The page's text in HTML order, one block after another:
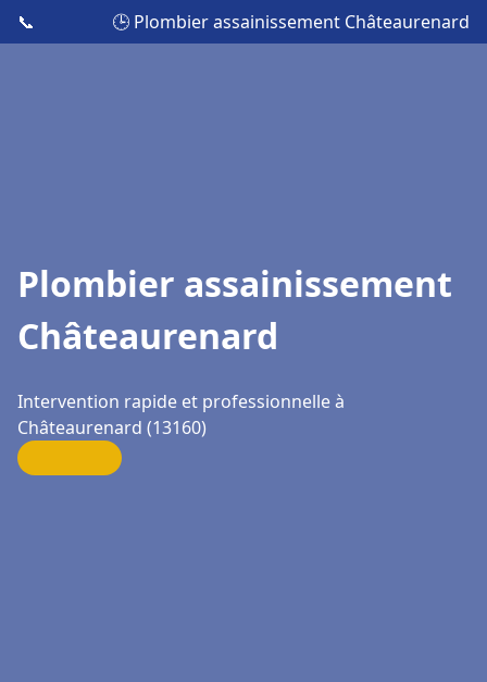
📞 🕒 Plombier assainissement Châteaurenard
Plombier assainissement
Châteaurenard
Intervention rapide et professionnelle à
Châteaurenard (13160)